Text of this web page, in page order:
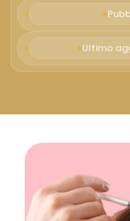
Ultimo